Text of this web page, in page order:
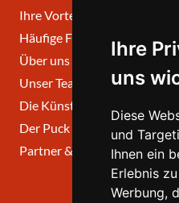
Ihre
uns
Diese
und
Ihnen ein
Erlebnis
Werbung,
Ihre Vorteile
Häufige Fragen
Über uns
Unser Team
Die Künstlerischen Beiräte
Der Puck
Partner & Links